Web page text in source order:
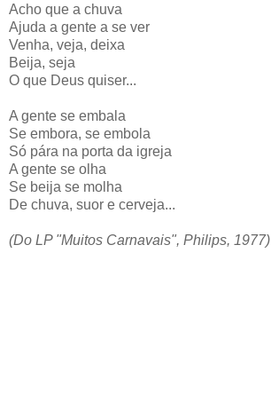
Acho que a chuva
Ajuda a gente a se ver
Venha, veja, deixa
Beija, seja
O que Deus quiser...
A gente se embala
Se embora, se embola
Só pára na porta da igreja
A gente se olha
Se beija se molha
De chuva, suor e cerveja...
(Do LP "Muitos Carnavais", Philips, 1977)